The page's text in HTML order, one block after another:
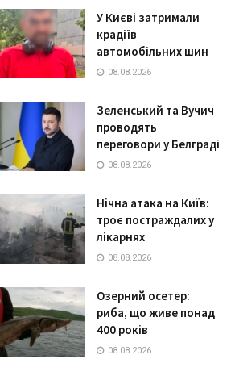
У Києві затримали
крадіїв
автомобільних шин
08.08.2026
Зеленський та Вучич
проводять
переговори у Белграді
08.08.2026
Нічна атака на Київ:
троє постраждалих у
лікарнях
08.08.2026
Озерний осетер:
риба, що живе понад
400 років
08.08.2026